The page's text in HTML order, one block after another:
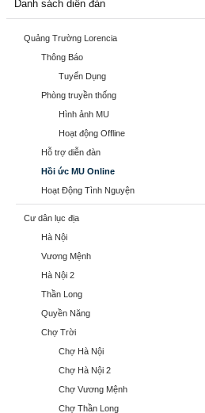
Danh sách diễn đàn
Quảng Trường Lorencia
Thông Báo
Tuyển Dụng
Phòng truyền thống
Hình ảnh MU
Hoạt động Offline
Hỗ trợ diễn đàn
Hồi ức MU Online
Hoạt Động Tình Nguyện
Cư dân lục địa
Hà Nội
Vương Mệnh
Hà Nội 2
Thần Long
Quyền Năng
Chợ Trời
Chợ Hà Nội
Chợ Hà Nội 2
Chợ Vương Mệnh
Chợ Thần Long